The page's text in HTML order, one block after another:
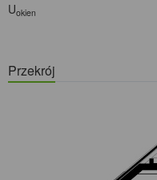
Uokien
Przekrój